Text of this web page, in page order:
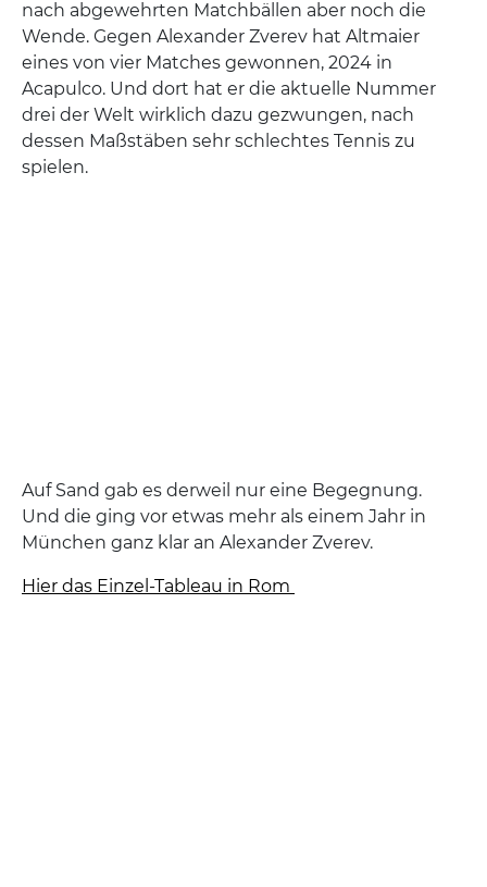
nach abgewehrten Matchbällen aber noch die
Wende. Gegen Alexander Zverev hat Altmaier
eines von vier Matches gewonnen, 2024 in
Acapulco. Und dort hat er die aktuelle Nummer
drei der Welt wirklich dazu gezwungen, nach
dessen Maßstäben sehr schlechtes Tennis zu
spielen.
Auf Sand gab es derweil nur eine Begegnung.
Und die ging vor etwas mehr als einem Jahr in
München ganz klar an Alexander Zverev.
Hier das Einzel-Tableau in Rom